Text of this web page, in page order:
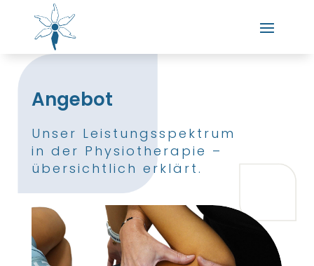
Angebot
Unser Leistungsspektrum
in der Physiotherapie –
übersichtlich erklärt.